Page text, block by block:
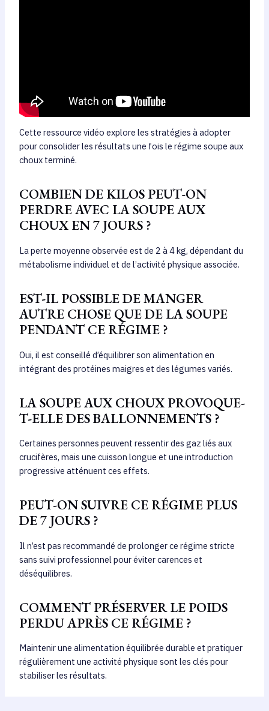
Cette ressource vidéo explore les stratégies à adopter
pour consolider les résultats une fois le régime soupe aux
choux terminé.
COMBIEN DE KILOS PEUT-ON
PERDRE AVEC LA SOUPE AUX
CHOUX EN 7 JOURS ?
La perte moyenne observée est de 2 à 4 kg, dépendant du
métabolisme individuel et de l’activité physique associée.
EST-IL POSSIBLE DE MANGER
AUTRE CHOSE QUE DE LA SOUPE
PENDANT CE RÉGIME ?
Oui, il est conseillé d’équilibrer son alimentation en
intégrant des protéines maigres et des légumes variés.
LA SOUPE AUX CHOUX PROVOQUE-
T-ELLE DES BALLONNEMENTS ?
Certaines personnes peuvent ressentir des gaz liés aux
crucifères, mais une cuisson longue et une introduction
progressive atténuent ces effets.
PEUT-ON SUIVRE CE RÉGIME PLUS
DE 7 JOURS ?
Il n’est pas recommandé de prolonger ce régime stricte
sans suivi professionnel pour éviter carences et
déséquilibres.
COMMENT PRÉSERVER LE POIDS
PERDU APRÈS CE RÉGIME ?
Maintenir une alimentation équilibrée durable et pratiquer
régulièrement une activité physique sont les clés pour
stabiliser les résultats.